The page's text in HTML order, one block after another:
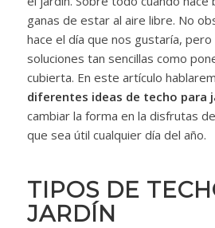
ganas de estar al aire libre. No
hace el día que nos gustaría,
soluciones tan sencillas como
cubierta. En este artículo
diferentes ideas de techo para
cambiar la forma en la disfrutas
que sea útil cualquier día del año.
TIPOS DE
JARDÍN